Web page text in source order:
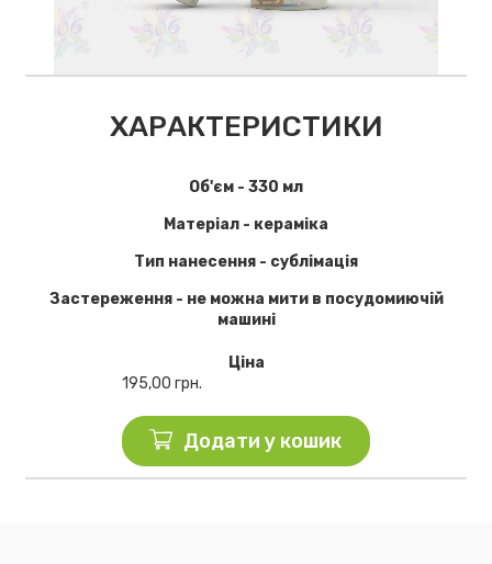
ХАРАКТЕРИСТИКИ
Об'єм - 330 мл
Матеріал - кераміка
Тип нанесення - сублімація
Застереження - не можна мити в посудомиючій
машині
Ціна
195,00 грн.
Додати у кошик